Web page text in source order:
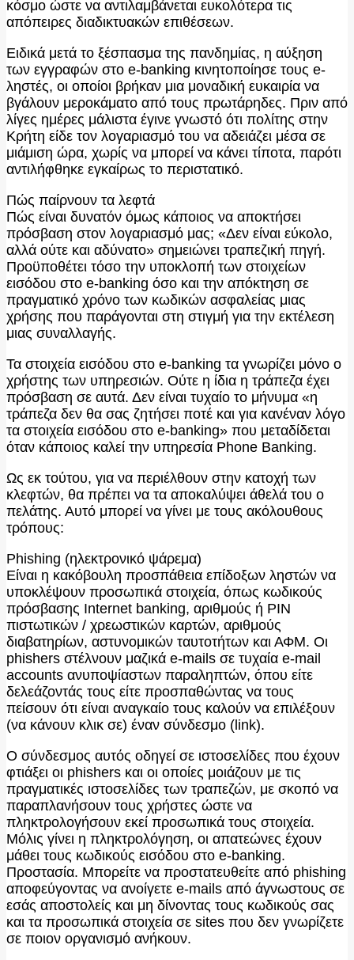
κόσμο ώστε να αντιλαμβάνεται ευκολότερα τις
απόπειρες διαδικτυακών επιθέσεων.
Ειδικά μετά το ξέσπασμα της πανδημίας, η αύξηση
των εγγραφών στο e-banking κινητοποίησε τους e-
ληστές, οι οποίοι βρήκαν μια μοναδική ευκαιρία να
βγάλουν μεροκάματο από τους πρωτάρηδες. Πριν από
λίγες ημέρες μάλιστα έγινε γνωστό ότι πολίτης στην
Κρήτη είδε τον λογαριασμό του να αδειάζει μέσα σε
μιάμιση ώρα, χωρίς να μπορεί να κάνει τίποτα, παρότι
αντιλήφθηκε εγκαίρως το περιστατικό.
Πώς παίρνουν τα λεφτά
Πώς είναι δυνατόν όμως κάποιος να αποκτήσει
πρόσβαση στον λογαριασμό μας; «Δεν είναι εύκολο,
αλλά ούτε και αδύνατο» σημειώνει τραπεζική πηγή.
Προϋποθέτει τόσο την υποκλοπή των στοιχείων
εισόδου στο e-banking όσο και την απόκτηση σε
πραγματικό χρόνο των κωδικών ασφαλείας μιας
χρήσης που παράγονται στη στιγμή για την εκτέλεση
μιας συναλλαγής.
Τα στοιχεία εισόδου στο e-banking τα γνωρίζει μόνο ο
χρήστης των υπηρεσιών. Ούτε η ίδια η τράπεζα έχει
πρόσβαση σε αυτά. Δεν είναι τυχαίο το μήνυμα «η
τράπεζα δεν θα σας ζητήσει ποτέ και για κανέναν λόγο
τα στοιχεία εισόδου στο e-banking» που μεταδίδεται
όταν κάποιος καλεί την υπηρεσία Phone Banking.
Ως εκ τούτου, για να περιέλθουν στην κατοχή των
κλεφτών, θα πρέπει να τα αποκαλύψει άθελά του ο
πελάτης. Αυτό μπορεί να γίνει με τους ακόλουθους
τρόπους:
Phishing (ηλεκτρονικό ψάρεμα)
Είναι η κακόβουλη προσπάθεια επίδοξων ληστών να
υποκλέψουν προσωπικά στοιχεία, όπως κωδικούς
πρόσβασης Internet banking, αριθμούς ή PIN
πιστωτικών / χρεωστικών καρτών, αριθμούς
διαβατηρίων, αστυνομικών ταυτοτήτων και ΑΦΜ. Οι
phishers στέλνουν μαζικά e-mails σε τυχαία e-mail
accounts ανυποψίαστων παραληπτών, όπου είτε
δελεάζοντάς τους είτε προσπαθώντας να τους
πείσουν ότι είναι αναγκαίο τους καλούν να επιλέξουν
(να κάνουν κλικ σε) έναν σύνδεσμο (link).
Ο σύνδεσμος αυτός οδηγεί σε ιστοσελίδες που έχουν
φτιάξει οι phishers και οι οποίες μοιάζουν με τις
πραγματικές ιστοσελίδες των τραπεζών, με σκοπό να
παραπλανήσουν τους χρήστες ώστε να
πληκτρολογήσουν εκεί προσωπικά τους στοιχεία.
Μόλις γίνει η πληκτρολόγηση, οι απατεώνες έχουν
μάθει τους κωδικούς εισόδου στο e-banking.
Προστασία. Μπορείτε να προστατευθείτε από phishing
αποφεύγοντας να ανοίγετε e-mails από άγνωστους σε
εσάς αποστολείς και μη δίνοντας τους κωδικούς σας
και τα προσωπικά στοιχεία σε sites που δεν γνωρίζετε
σε ποιον οργανισμό ανήκουν.